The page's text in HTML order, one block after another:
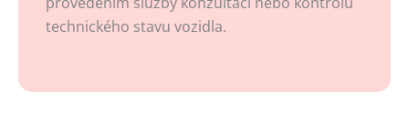
technického stavu vozidla.